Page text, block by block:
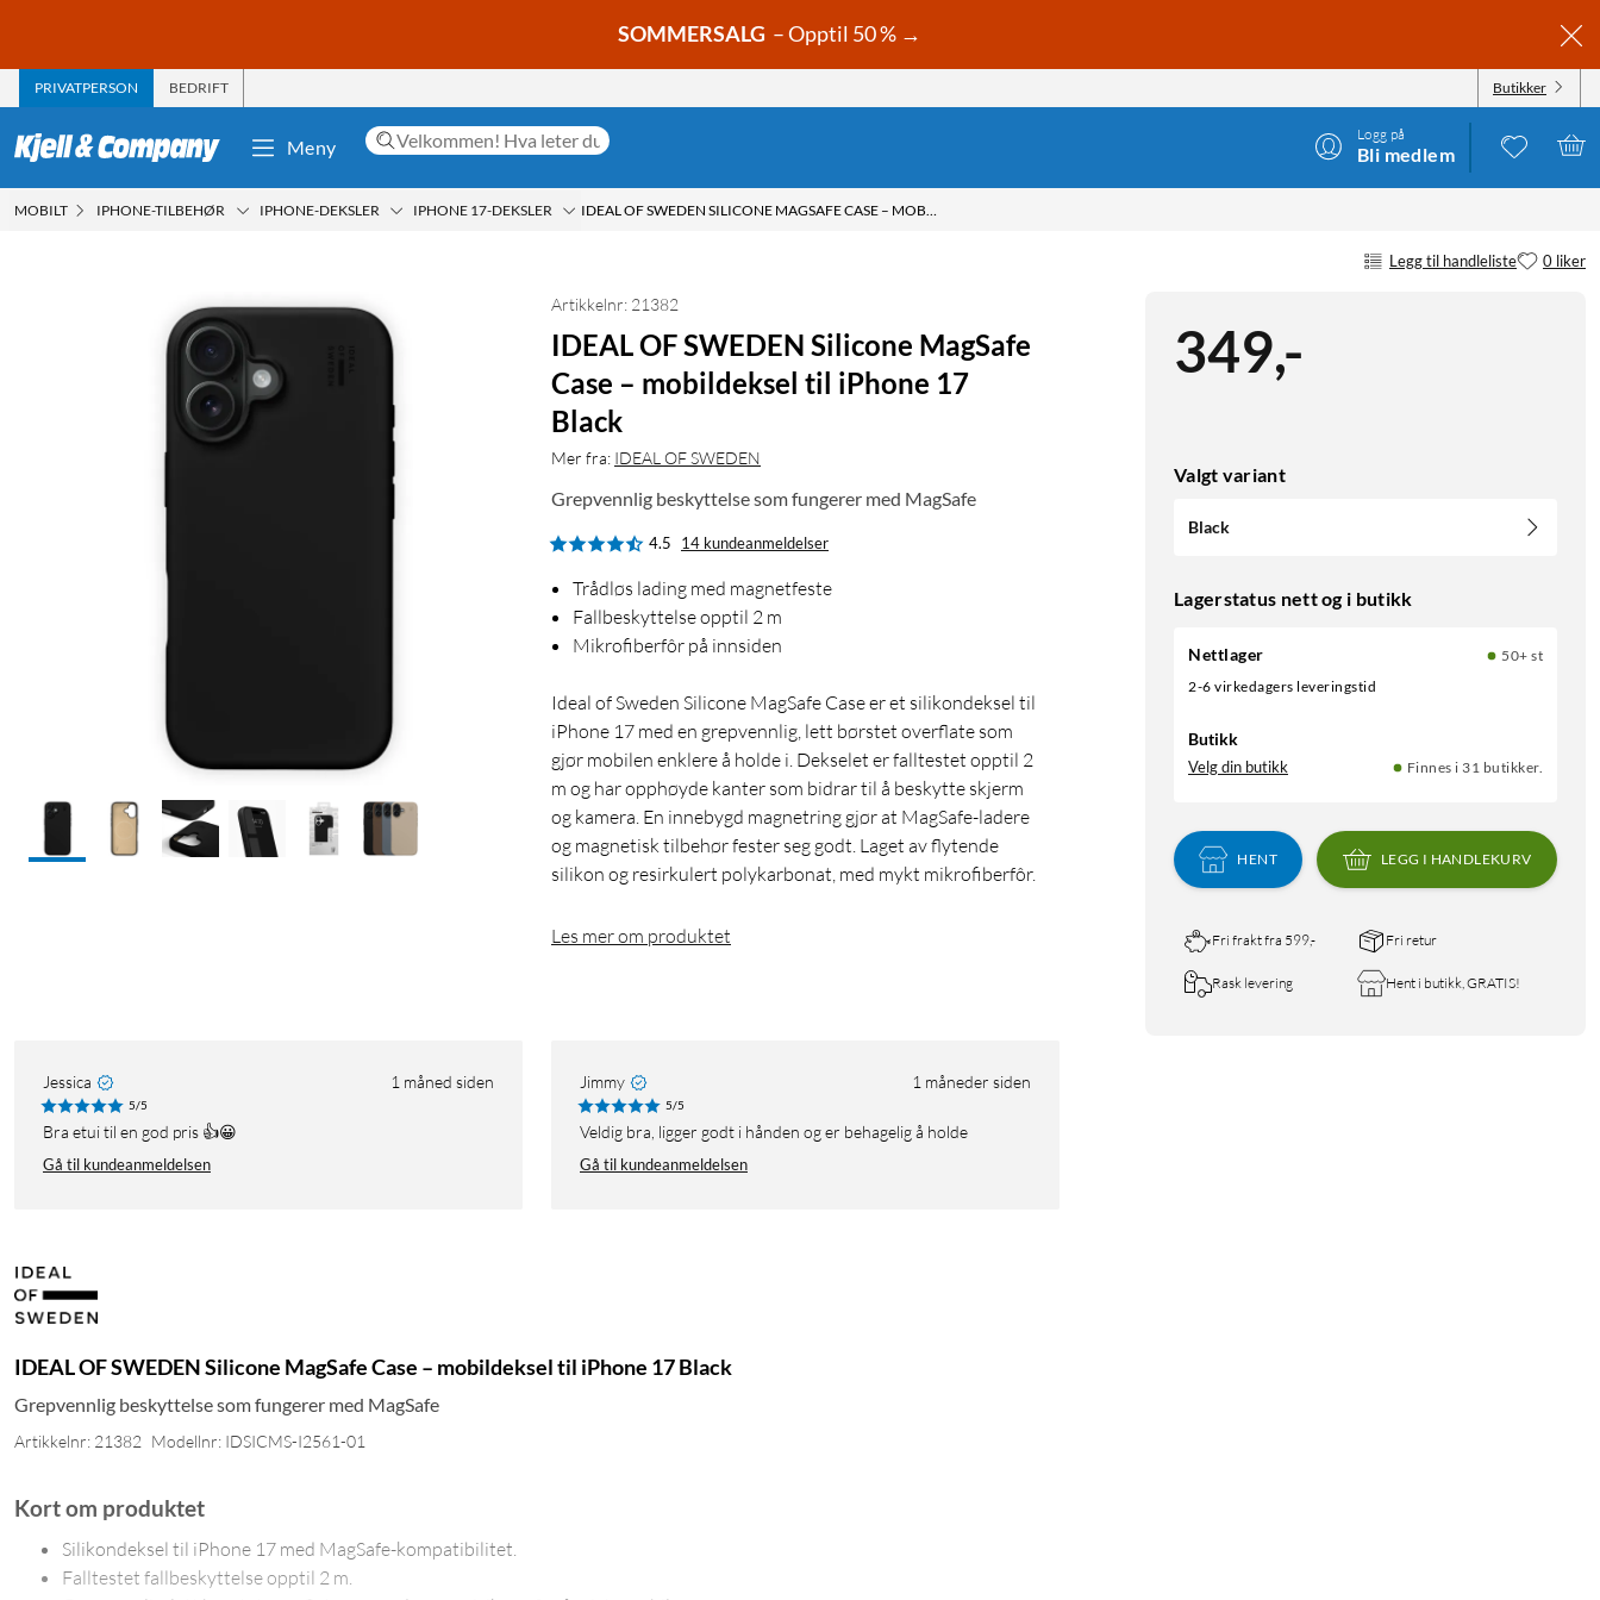
SOMMERSALG – Opptil 50 % →
PRIVATPERSON BEDRIFT Butikker
Meny
Logg på
Bli medlem
MOBILT IPHONE-TILBEHØR IPHONE-DEKSLER IPHONE 17-DEKSLER IDEAL OF SWEDEN SILICONE MAGSAFE CASE – MOBILDEKSEL TIL IPHONE 17 BLACK
Legg til handleliste 0 liker
349,-
Valgt variant
Black
Lagerstatus nett og i butikk
Nettlager
50+ st
2-6 virkedagers leveringstid
Butikk
Velg din butikk Finnes i 31 butikker.
HENT LEGG I HANDLEKURV
Fri frakt fra 599,- Fri retur
Rask levering Hent i butikk, GRATIS!
Artikkelnr: 21382
IDEAL OF SWEDEN Silicone MagSafe
Case – mobildeksel til iPhone 17
Black
Mer fra: IDEAL OF SWEDEN
Grepvennlig beskyttelse som fungerer med MagSafe
4.5 14 kundeanmeldelser
Trådløs lading med magnetfeste
Fallbeskyttelse opptil 2 m
Mikrofiberfôr på innsiden
Ideal of Sweden Silicone MagSafe Case er et silikondeksel til
iPhone 17 med en grepvennlig, lett børstet overflate som
gjør mobilen enklere å holde i. Dekselet er falltestet opptil 2
m og har opphøyde kanter som bidrar til å beskytte skjerm
og kamera. En innebygd magnetring gjør at MagSafe-ladere
og magnetisk tilbehør fester seg godt. Laget av flytende
silikon og resirkulert polykarbonat, med mykt mikrofiberfôr.
Les mer om produktet
Jessica 1 måned siden
5/5
Bra etui til en god pris 👍😀
Gå til kundeanmeldelsen
Jimmy 1 måneder siden
5/5
Veldig bra, ligger godt i hånden og er behagelig å holde
Gå til kundeanmeldelsen
IDEAL OF SWEDEN Silicone MagSafe Case – mobildeksel til iPhone 17 Black
Grepvennlig beskyttelse som fungerer med MagSafe
Artikkelnr: 21382 Modellnr: IDSICMS-I2561-01
Kort om produktet
Silikondeksel til iPhone 17 med MagSafe-kompatibilitet.
Falltestet fallbeskyttelse opptil 2 m.